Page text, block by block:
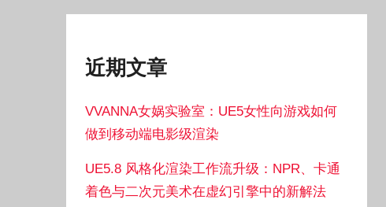
近期文章
VVANNA女娲实验室：UE5女性向游戏如何
做到移动端电影级渲染
UE5.8 风格化渲染工作流升级：NPR、卡通
着色与二次元美术在虚幻引擎中的新解法